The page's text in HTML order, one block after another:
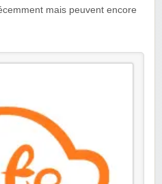
mais peuvent encore